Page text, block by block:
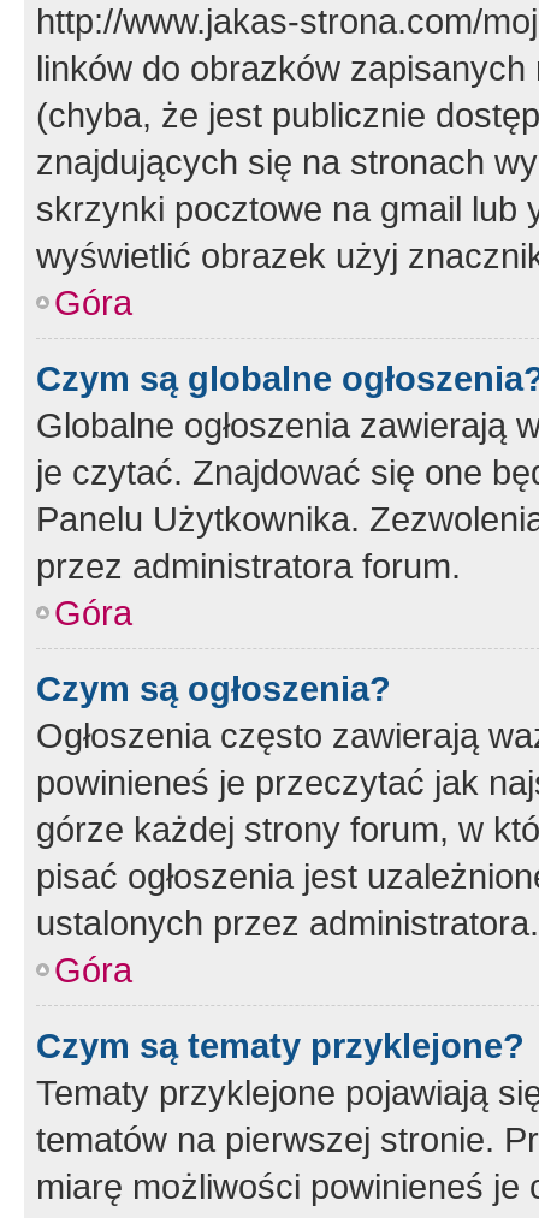
http://www.jakas-strona.com/
linków do obrazków
(chyba, że jest publicznie
znajdujących się na stronach
skrzynki pocztowe na gmail lub
wyświetlić obrazek użyj
Góra
Czym są globalne
Globalne ogłoszenia zawierają
je czytać. Znajdować się one
Panelu Użytkownika.
przez administratora forum.
Góra
Czym są ogłoszenia?
Ogłoszenia często zawierają
powinieneś je przeczytać jak
górze każdej strony forum, w
pisać ogłoszenia jest
ustalonych przez administratora.
Góra
Czym są tematy przyklejone?
Tematy przyklejone pojawiają
tematów na pierwszej stronie.
miarę możliwości powinieneś je